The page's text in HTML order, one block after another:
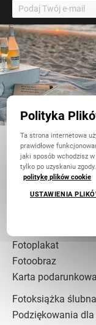
PRODUKTY
Cennik
Fotoksiążka
Fotoalbum
Fotoplakat
Fotoobraz
Karta podarunkowa
Fotoksiążka ślubna
Podziękowania
Polityka
Ta strona internetowa
prawidłowe
jaki sposób wchodzisz
tylko po uzyskaniu
politykę plików cookie
USTAWIENIA